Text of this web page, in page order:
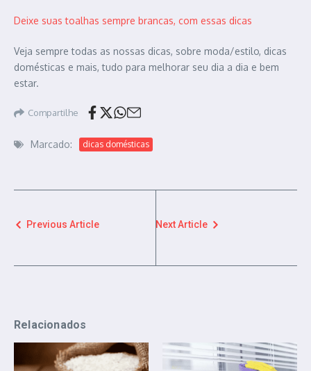
Deixe suas toalhas sempre brancas, com essas dicas
Veja sempre todas as nossas dicas, sobre moda/estilo, dicas
domésticas e mais, tudo para melhorar seu dia a dia e bem
estar.
Compartilhe
Marcado: dicas domésticas
Previous Article Next Article
Relacionados